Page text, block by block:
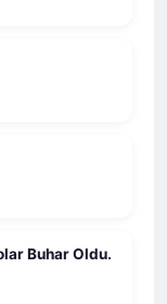
Buhar Oldu.